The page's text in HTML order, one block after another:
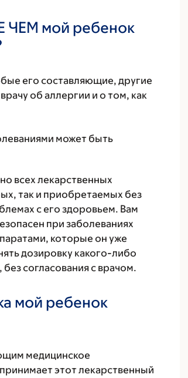
ЧЕМ мой ребенок
его составляющие, другие
об аллергии и о том, как
может быть
всех лекарственных
так и приобретаемых без
с его здоровьем. Вам
при заболеваниях
которые он уже
дозировку какого-либо
согласования с врачом.
мой ребенок
медицинское
этот лекарственный